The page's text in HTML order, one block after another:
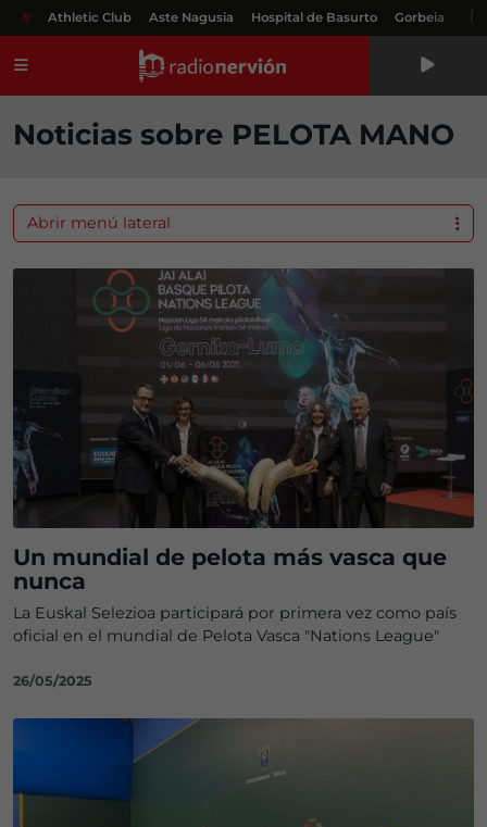
# Athletic Club Aste Nagusia Hospital de Basurto Gorbeia
Noticias sobre PELOTA MANO
Un mundial de pelota más vasca que
nunca
La Euskal Selezioa participará por primera vez como país
oficial en el mundial de Pelota Vasca "Nations League"
26/05/2025
Abrir menú lateral